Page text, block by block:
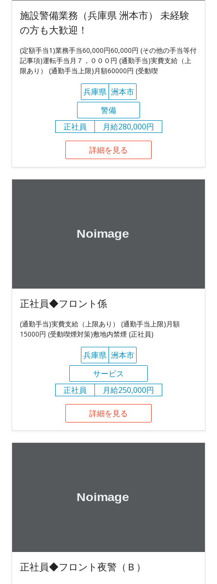
施設警備業務（兵庫県 洲本市） 未経験
の方も大歓迎！
(定額手当1)業務手当60,000円60,000円 (その他の手当等付
記事項)運転手当月７，０００円 (通勤手当)実費支給（上
限あり） (通勤手当上限)月額60000円 (受動喫
兵庫県 洲本市
警備
正社員
月給280,000円
詳細を見る
正社員◆フロント係
(通勤手当)実費支給（上限あり） (通勤手当上限)月額
15000円 (受動喫煙対策)敷地内禁煙 (正社員)
兵庫県 洲本市
サービス
正社員
月給250,000円
詳細を見る
正社員◆フロント夜警（Ｂ）